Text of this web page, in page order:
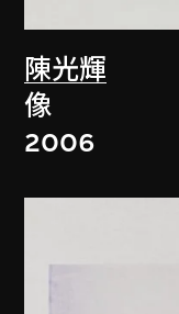
陳光輝
像
2006